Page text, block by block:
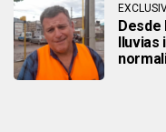
Desde
lluvias